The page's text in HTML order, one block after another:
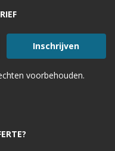
voorbehouden.